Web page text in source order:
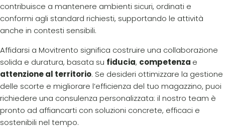
contribuisce a mantenere ambienti sicuri, ordinati e
conformi agli standard richiesti, supportando le attività
anche in contesti sensibili.
Affidarsi a Movitrento significa costruire una collaborazione
solida e duratura, basata su fiducia, competenza e
attenzione al territorio. Se desideri ottimizzare la gestione
delle scorte e migliorare l’efficienza del tuo magazzino, puoi
richiedere una consulenza personalizzata: il nostro team è
pronto ad affiancarti con soluzioni concrete, efficaci e
sostenibili nel tempo.